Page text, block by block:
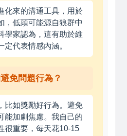
化來的溝通工具，用於
，低頭可能源自狼群中
學家認為，這有助於維
定代表情感內涵。
免問題行為？
比如獎勵好行為。避免
能加劇焦慮。我自己的
很重要，每天花10-15